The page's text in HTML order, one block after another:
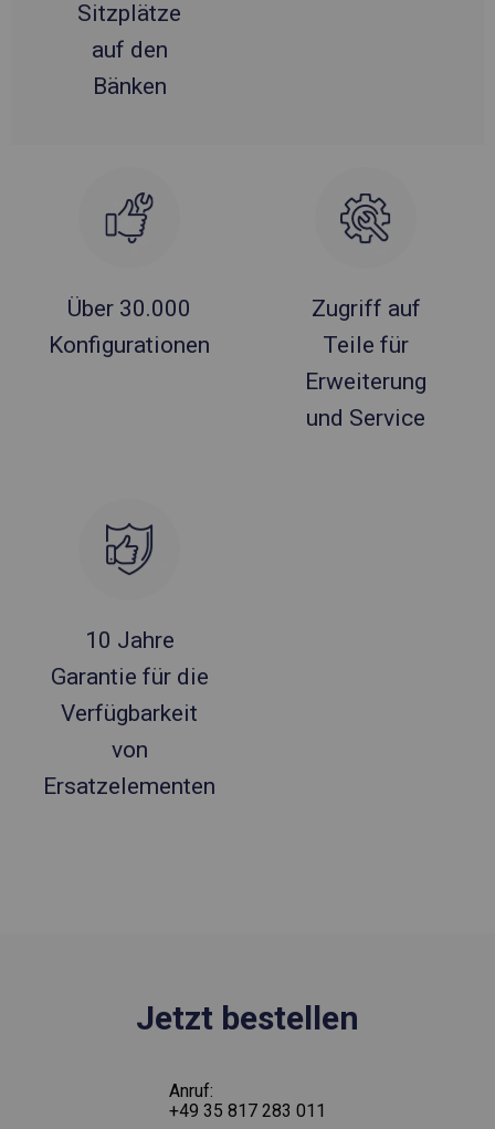
Sitzplätze
auf den
Bänken
Über 30.000
Konfigurationen
Zugriff auf
Teile für
Erweiterung
und Service
10 Jahre
Garantie für die
Verfügbarkeit
von
Ersatzelementen
Jetzt bestellen
Anruf:
+49 35 817 283 011